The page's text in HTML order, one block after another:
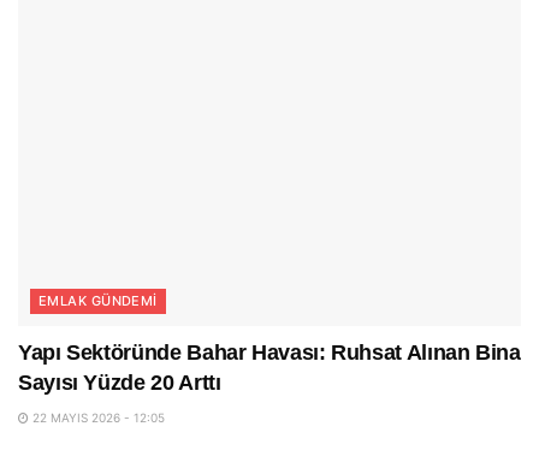
EMLAK GÜNDEMI
Yapı Sektöründe Bahar Havası: Ruhsat Alınan Bina
Sayısı Yüzde 20 Arttı
22 MAYIS 2026 - 12:05